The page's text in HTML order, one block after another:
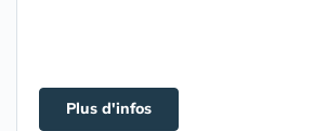
Plus d'infos